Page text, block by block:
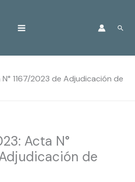
1167/2023 de Adjudicación de
Acta N°
de